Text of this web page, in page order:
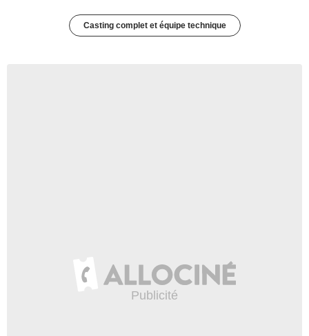
Casting complet et équipe technique